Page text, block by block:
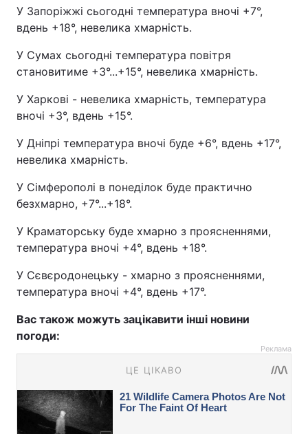
У Запоріжжі сьогодні температура вночі +7°,
вдень +18°, невелика хмарність.
У Сумах сьогодні температура повітря
становитиме +3°...+15°, невелика хмарність.
У Харкові - невелика хмарність, температура
вночі +3°, вдень +15°.
У Дніпрі температура вночі буде +6°, вдень +17°,
невелика хмарність.
У Сімферополі в понеділок буде практично
безхмарно, +7°...+18°.
У Краматорську буде хмарно з проясненнями,
температура вночі +4°, вдень +18°.
У Сєвєродонецьку - хмарно з проясненнями,
температура вночі +4°, вдень +17°.
Вас також можуть зацікавити інші новини
погоди:
Реклама